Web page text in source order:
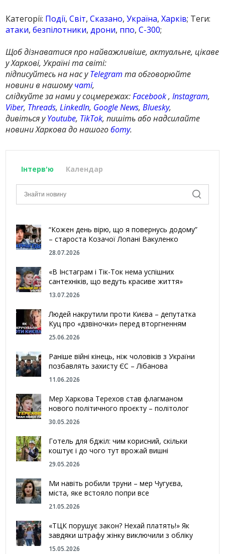
Категорії: Події,Світ,Сказано,Україна,Харків; Теги:
атаки,безпілотники,дрони, ппо,С-300;
Щоб дізнаватися про найважливіше, актуальне, цікаве
у Харкові, Україні та світі:
підписуйтесь на нас уTelegram та обговорюйте
новини в нашомучаті,
слідкуйте за нами у соцмережах:Facebook,Instagram,
Viber, Threads,LinkedIn, Google News,Bluesky,
дивіться уYoutube, TikTok, пишіть або надсилайте
новини Харкова до нашогоботу.
Інтерв'ю Календар
“Кожен день вірю, що я повернусь додому”
– староста Козачої Лопані Вакуленко
28.07.2026
«В Інстаграм і Тік-Ток нема успішних
сантехніків, що ведуть красиве життя»
13.07.2026
Людей накрутили проти Києва – депутатка
Куц про «дзвіночки» перед вторгненням
25.06.2026
Раніше війні кінець, ніж чоловіків з України
позбавлять захисту ЄС – Лібанова
11.06.2026
Мер Харкова Терехов став флагманом
нового політичного проєкту – політолог
30.05.2026
Готель для бджіл: чим корисний, скільки
коштує і до чого тут врожай вишні
29.05.2026
Ми навіть робили труни – мер Чугуєва,
міста, яке встояло попри все
21.05.2026
«ТЦК порушує закон? Нехай платять!» Як
завдяки штрафу жінку виключили з обліку
15.05.2026